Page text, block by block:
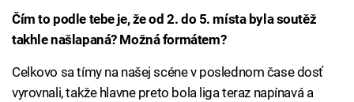
Čím to podle tebe je, že od 2. do 5. místa byla soutěž
takhle našlapaná? Možná formátem?
Celkovo sa tímy na našej scéne v poslednom čase dosť
vyrovnali, takže hlavne preto bola liga teraz napínavá a